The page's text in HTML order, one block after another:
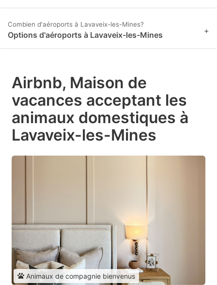
Combien d'aéroports à Lavaveix-les-Mines?
Options d'aéroports à Lavaveix-les-Mines +
Airbnb, Maison de
vacances acceptant les
animaux domestiques à
Lavaveix-les-Mines
Animaux de compagnie bienvenus